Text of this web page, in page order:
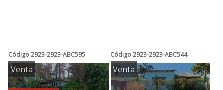
Código2923-2923-ABC595
Venta
Código2923-2923-ABC544
Venta